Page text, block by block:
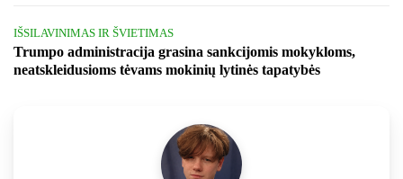
IŠSILAVINIMAS IR ŠVIETIMAS
Trumpo administracija grasina sankcijomis mokykloms,
neatskleidusioms tėvams mokinių lytinės tapatybės